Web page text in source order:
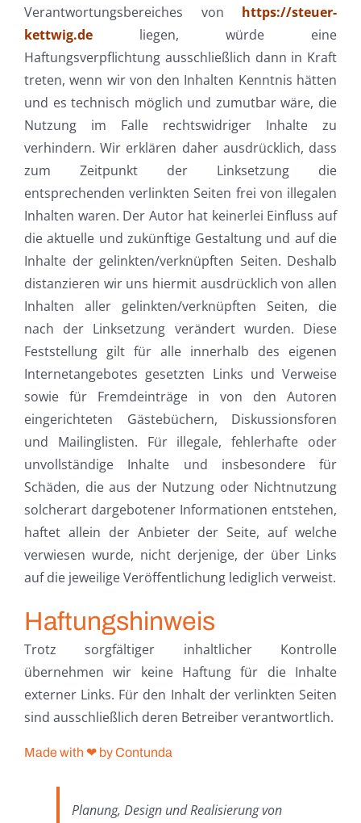
Verantwortungsbereiches von https://steuer-
kettwig.de liegen, würde eine
Haftungsverpflichtung ausschließlich dann in Kraft
treten, wenn wir von den Inhalten Kenntnis hätten
und es technisch möglich und zumutbar wäre, die
Nutzung im Falle rechtswidriger Inhalte zu
verhindern. Wir erklären daher ausdrücklich, dass
zum Zeitpunkt der Linksetzung die
entsprechenden verlinkten Seiten frei von illegalen
Inhalten waren. Der Autor hat keinerlei Einfluss auf
die aktuelle und zukünftige Gestaltung und auf die
Inhalte der gelinkten/verknüpften Seiten. Deshalb
distanzieren wir uns hiermit ausdrücklich von allen
Inhalten aller gelinkten/verknüpften Seiten, die
nach der Linksetzung verändert wurden. Diese
Feststellung gilt für alle innerhalb des eigenen
Internetangebotes gesetzten Links und Verweise
sowie für Fremdeinträge in von den Autoren
eingerichteten Gästebüchern, Diskussionsforen
und Mailinglisten. Für illegale, fehlerhafte oder
unvollständige Inhalte und insbesondere für
Schäden, die aus der Nutzung oder Nichtnutzung
solcherart dargebotener Informationen entstehen,
haftet allein der Anbieter der Seite, auf welche
verwiesen wurde, nicht derjenige, der über Links
auf die jeweilige Veröffentlichung lediglich verweist.
Haftungshinweis
Trotz sorgfältiger inhaltlicher Kontrolle
übernehmen wir keine Haftung für die Inhalte
externer Links. Für den Inhalt der verlinkten Seiten
sind ausschließlich deren Betreiber verantwortlich.
Made with ❤ by Contunda
Planung, Design und Realisierung von